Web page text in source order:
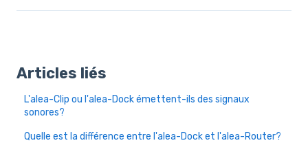
Articles liés
L'alea-Clip ou l'alea-Dock émettent-ils des signaux
sonores?
Quelle est la différence entre l'alea-Dock et l'alea-Router?